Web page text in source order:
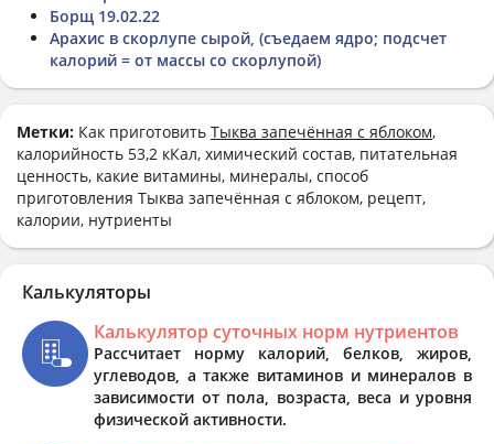
Борщ 19.02.22
Арахис в скорлупе сырой, (съедаем ядро; подсчет
калорий = от массы со скорлупой)
Метки: Как приготовить Тыква запечённая с яблоком,
калорийность 53,2 кКал, химический состав, питательная
ценность, какие витамины, минералы, способ
приготовления Тыква запечённая с яблоком, рецепт,
калории, нутриенты
Калькуляторы
Калькулятор суточных норм нутриентов
Рассчитает норму калорий, белков, жиров,
углеводов, а также витаминов и минералов в
зависимости от пола, возраста, веса и уровня
физической активности.